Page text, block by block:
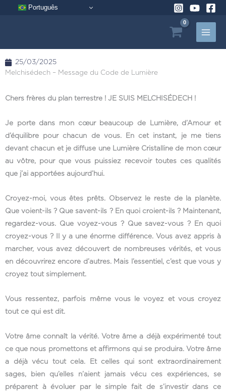
Português
25/03/2025
Melchisédech – Message du Code de Lumière
Chers frères du plan terrestre ! JE SUIS MELCHISÉDECH !
Je porte dans mon cœur beaucoup de Lumière, d’Amour et
d’équilibre pour chacun de vous. En cet instant, je me tiens
devant chacun et je diffuse une Lumière Cristalline de mon cœur
au vôtre, pour que vous puissiez recevoir toutes ces qualités
que j’ai apportées aujourd’hui.
Croyez-moi, vous êtes prêts. Observez le reste de la planète.
Que voient-ils ? Que savent-ils ? En quoi croient-ils ? Maintenant,
regardez-vous. Que voyez-vous ? Que savez-vous ? En quoi
croyez-vous ? Il y a une énorme différence. Vous avez appris à
marcher, vous avez découvert de nombreuses vérités, et vous
en découvrirez encore d’autres. Mais l’essentiel, c’est que vous y
croyez tout simplement.
Vous ressentez, parfois même vous le voyez et vous croyez
tout ce qui est dit.
Votre âme connaît la vérité. Votre âme a déjà expérimenté tout
ce que nous promettons et affirmons qui se produira. Votre âme
a déjà vécu tout cela. Et celles qui sont extraordinairement
sages, bien qu’elles n’aient jamais vécu ces expériences, se
préparent à évoluer par le simple fait de s’investir dans ce